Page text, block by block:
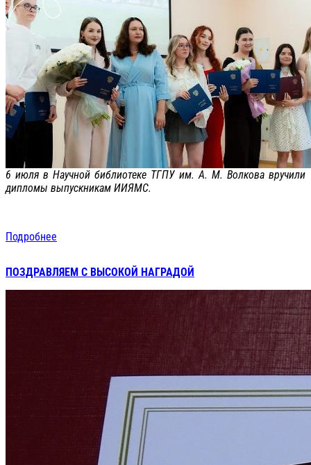
6 июля в Научной библиотеке ТГПУ им. А. М. Волкова вручили
дипломы выпускникам ИИЯМС.
Подробнее
ПОЗДРАВЛЯЕМ С ВЫСОКОЙ НАГРАДОЙ